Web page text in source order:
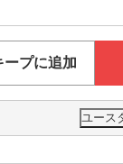
ープに追加
ユース